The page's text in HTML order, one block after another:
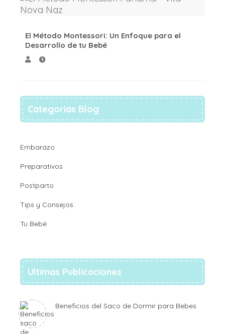
El Método Montessori: Un Enfoque para el
Desarrollo de tu Bebé
Categorias Blog
Embarazo
Preparativos
Postparto
Tips y Consejos
Tu Bebé
Ultimas Publicaciones
Beneficios del Saco de Dormir para Bebes